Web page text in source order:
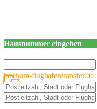
Hausnummer eingeben
bochum-flughafentransfer.de